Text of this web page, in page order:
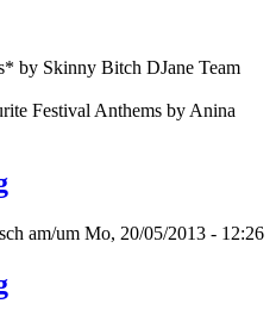
by Skinny Bitch DJane Team
Festival Anthems by Anina
am/um Mo, 20/05/2013 - 12:26